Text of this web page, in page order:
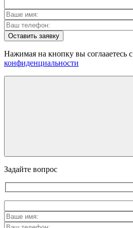
Оставить заявку
Нажимая на кнопку вы соглааетесь с
конфиденциальности
Задайте вопрос